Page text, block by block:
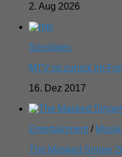
2. Aug 2026
Sonstiges
MTV ist zurück im
16. Dez 2017
Entertainment /
The Masked Singer